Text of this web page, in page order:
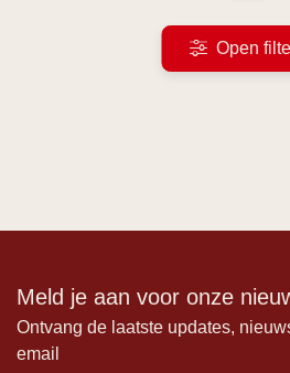
Open
Meld je aan voor onze
Ontvang de laatste updates,
email